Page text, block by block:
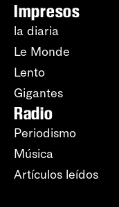
Impresos
la diaria
Le Monde
Lento
Gigantes
Radio
Periodismo
Música
Artículos leídos